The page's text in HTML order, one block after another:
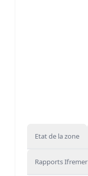
Etat de la zone
Rapports Ifremer